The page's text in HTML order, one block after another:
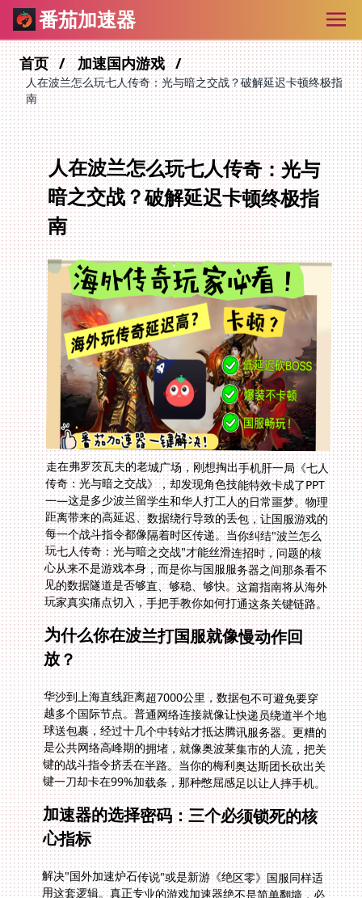
番茄加速器
首页 加速国内游戏
人在波兰怎么玩七人传奇：光与暗之交战？破解延迟卡顿终极指
南
人在波兰怎么玩七人传奇：光与
暗之交战？破解延迟卡顿终极指
南
走在弗罗茨瓦夫的老城广场，刚想掏出手机肝一局《七人
传奇：光与暗之交战》，却发现角色技能特效卡成了PPT
——这是多少波兰留学生和华人打工人的日常噩梦。物理
距离带来的高延迟、数据绕行导致的丢包，让国服游戏的
每一个战斗指令都像隔着时区传递。当你纠结"波兰怎么
玩七人传奇：光与暗之交战"才能丝滑连招时，问题的核
心从来不是游戏本身，而是你与国服服务器之间那条看不
见的数据隧道是否够直、够稳、够快。这篇指南将从海外
玩家真实痛点切入，手把手教你如何打通这条关键链路。
为什么你在波兰打国服就像慢动作回
放？
华沙到上海直线距离超7000公里，数据包不可避免要穿
越多个国际节点。普通网络连接就像让快递员绕道半个地
球送包裹，经过十几个中转站才抵达腾讯服务器。更糟的
是公共网络高峰期的拥堵，就像奥波莱集市的人流，把关
键的战斗指令挤丢在半路。当你的梅利奥达斯团长砍出关
键一刀却卡在99%加载条，那种憋屈感足以让人摔手机。
加速器的选择密码：三个必须锁死的核
心指标
解决"国外加速炉石传说"或是新游《绝区零》国服同样适
用这套逻辑。真正专业的游戏加速器绝不是简单翻墙，必